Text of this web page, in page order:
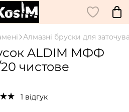
Алмазні бруски для
ALDIM МФФ
чистове
1 відгук